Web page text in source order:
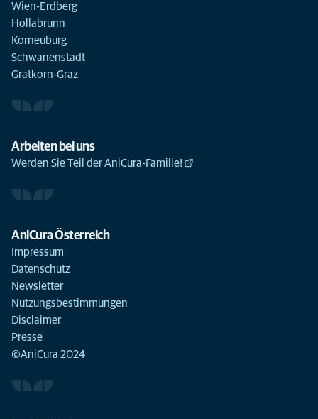
Wien-Erdberg
Hollabrunn
Korneuburg
Schwanenstadt
Gratkorn-Graz
Arbeiten bei uns
Werden Sie Teil der AniCura-Familie!
AniCura Österreich
Impressum
Datenschutz
Newsletter
Nutzungsbestimmungen
Disclaimer
Presse
©AniCura 2024